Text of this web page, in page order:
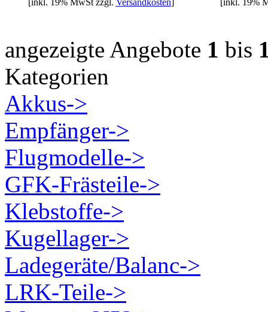
angezeigte Angebote 1 bis
Kategorien
Akkus->
Empfänger->
Flugmodelle->
GFK-Frästeile->
Klebstoffe->
Kugellager->
Ladegeräte/Balanc->
LRK-Teile->